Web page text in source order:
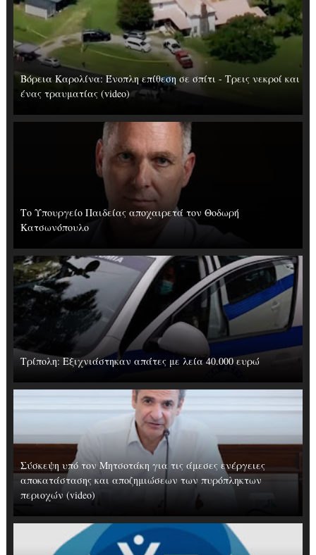
Βόρεια Καρολίνα: Ένοπλη επίθεση σε σπίτι - Τρεις νεκροί και
ένας τραυματίας (video)
Το Υπουργείο Παιδείας αποχαιρετά τον Θοδωρή
Κατσωνόπουλο
Τρίπολη: Εξιχνιάστηκαν απάτες με λεία 40.000 ευρώ
Σύσκεψη υπό τον Μητσοτάκη για τις άμεσες ενέργειες
αποκατάστασης και αποζημιώσεων των πυρόπληκτων
περιοχών (video)